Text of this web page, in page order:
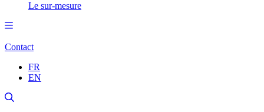
Le sur-mesure
Contact
FR
EN